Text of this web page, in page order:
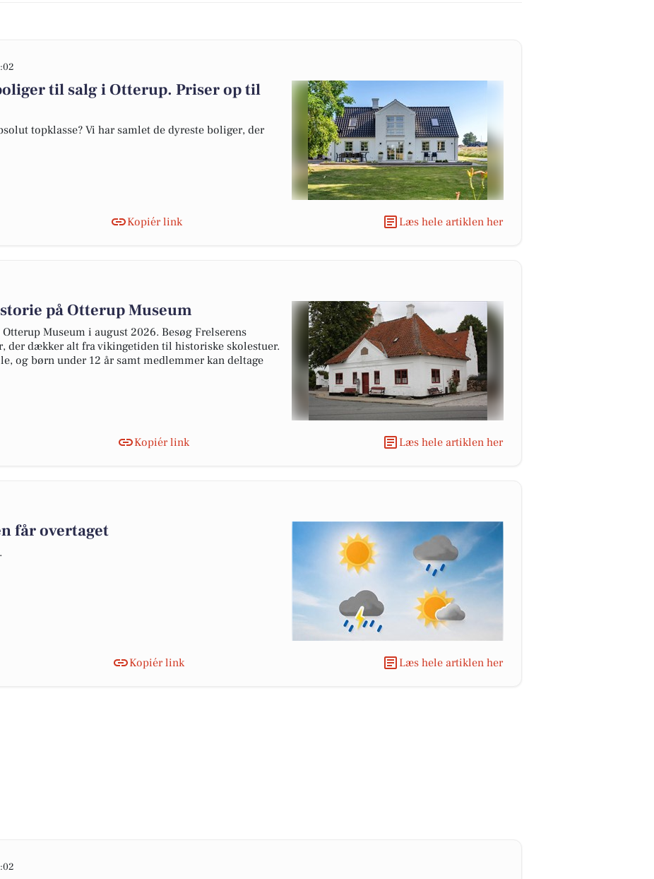
til salg i Otterup. Priser op til
topklasse? Vi har samlet de dyreste boliger, der
Kopiér link Læs hele artiklen her
på Otterup Museum
Museum i august 2026. Besøg Frelserens
der dækker alt fra vikingetiden til historiske skolestuer.
og børn under 12 år samt medlemmer kan deltage
Kopiér link Læs hele artiklen her
får overtaget
Kopiér link Læs hele artiklen her